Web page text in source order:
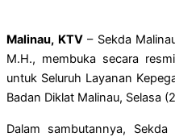
Malinau, KTV– Sekda
M.H., membuka secara
untuk Seluruh Layanan
Badan Diklat Malinau, Selasa
Dalam sambutannya,